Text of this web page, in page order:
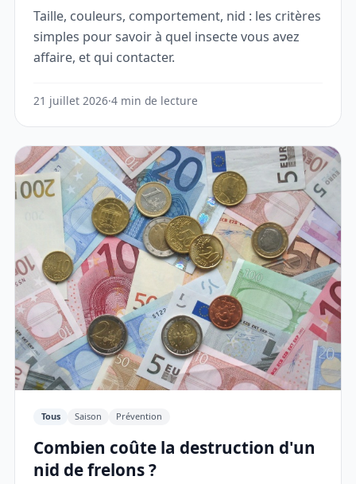
Taille, couleurs, comportement, nid : les critères
simples pour savoir à quel insecte vous avez
affaire, et qui contacter.
21 juillet 2026·4 min de lecture
Tous Saison Prévention
Combien coûte la destruction d'un
nid de frelons ?